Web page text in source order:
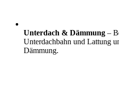
Unterdach & Dämmung –
Unterdachbahn und Lattung
Dämmung.